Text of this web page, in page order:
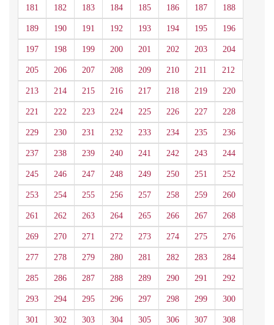
181 182 183 184 185 186 187 188
189 190 191 192 193 194 195 196
197 198 199 200 201 202 203 204
205 206 207 208 209 210 211 212
213 214 215 216 217 218 219 220
221 222 223 224 225 226 227 228
229 230 231 232 233 234 235 236
237 238 239 240 241 242 243 244
245 246 247 248 249 250 251 252
253 254 255 256 257 258 259 260
261 262 263 264 265 266 267 268
269 270 271 272 273 274 275 276
277 278 279 280 281 282 283 284
285 286 287 288 289 290 291 292
293 294 295 296 297 298 299 300
301 302 303 304 305 306 307 308